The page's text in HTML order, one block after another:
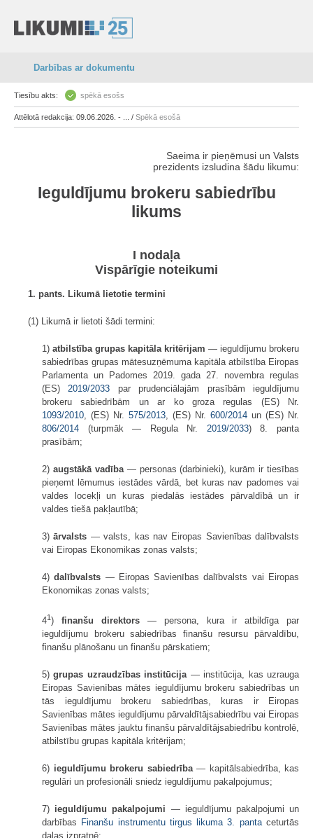
Darbības ar dokumentu
Tiesību akts: spēkā esošs
Attēlotā redakcija: 09.06.2026. - ... / Spēkā esošā
Saeima ir pieņēmusi un Valsts
prezidents izsludina šādu likumu:
Ieguldījumu brokeru sabiedrību
likums
I nodaļa
Vispārīgie noteikumi
1. pants. Likumā lietotie termini
(1) Likumā ir lietoti šādi termini:
1) atbilstība grupas kapitāla kritērijam — ieguldījumu brokeru
sabiedrības grupas mātesuzņēmuma kapitāla atbilstība Eiropas
Parlamenta un Padomes 2019. gada 27. novembra regulas
(ES) 2019/2033 par prudenciālajām prasībām ieguldījumu
brokeru sabiedrībām un ar ko groza regulas (ES) Nr.
1093/2010 , (ES) Nr. 575/2013 , (ES) Nr. 600/2014 un (ES) Nr.
806/2014 (turpmāk — Regula Nr. 2019/2033) 8. panta
prasībām;
2) augstākā vadība— personas (darbinieki), kurām ir tiesības
pieņemt lēmumus iestādes vārdā, bet kuras nav padomes vai
valdes locekļi un kuras piedalās iestādes pārvaldībā un ir
valdes tiešā pakļautībā;
3)ārvalsts — valsts, kas nav Eiropas Savienības dalībvalsts
vai Eiropas Ekonomikas zonas valsts;
4)dalībvalsts — Eiropas Savienības dalībvalsts vai Eiropas
Ekonomikas zonas valsts;
41) finanšu direktors — persona, kura ir atbildīga par
ieguldījumu brokeru sabiedrības finanšu resursu pārvaldību,
finanšu plānošanu un finanšu pārskatiem;
5)grupas uzraudzības institūcija— institūcija, kas uzrauga
Eiropas Savienības mātes ieguldījumu brokeru sabiedrības un
tās ieguldījumu brokeru sabiedrības, kuras ir Eiropas
Savienības mātes ieguldījumu pārvaldītājsabiedrību vai Eiropas
Savienības mātes jauktu finanšu pārvaldītājsabiedrību kontrolē,
atbilstību grupas kapitāla kritērijam;
6) ieguldījumu brokeru sabiedrība— kapitālsabiedrība, kas
regulāri un profesionāli sniedz ieguldījumu pakalpojumus;
7) ieguldījumu pakalpojumi — ieguldījumu pakalpojumi un
darbības Finanšu instrumentu tirgus likuma 3. pantaceturtās
daļas izpratnē;